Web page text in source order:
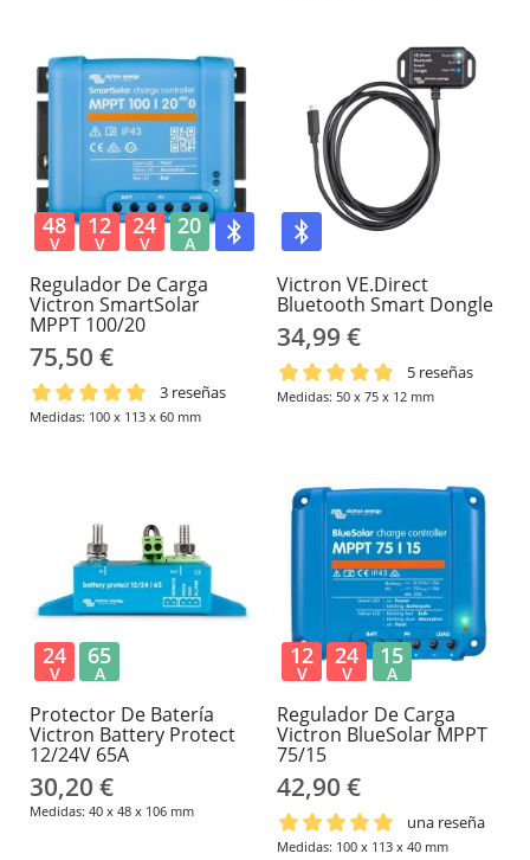
Regulador De Carga
Victron SmartSolar
MPPT 100/20
75,50 €
3 reseñas
Medidas: 100 x 113 x 60 mm
48
V
12
V
24
V
20
A
Victron VE.Direct
Bluetooth Smart Dongle
34,99 €
5 reseñas
Medidas: 50 x 75 x 12 mm
Protector De Batería
Victron Battery Protect
12/24V 65A
30,20 €
Medidas: 40 x 48 x 106 mm
24
V
65
A
Regulador De Carga
Victron BlueSolar MPPT
75/15
42,90 €
una reseña
Medidas: 100 x 113 x 40 mm
12
V
24
V
15
A